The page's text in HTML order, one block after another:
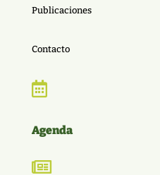
Publicaciones
Contacto

Agenda
